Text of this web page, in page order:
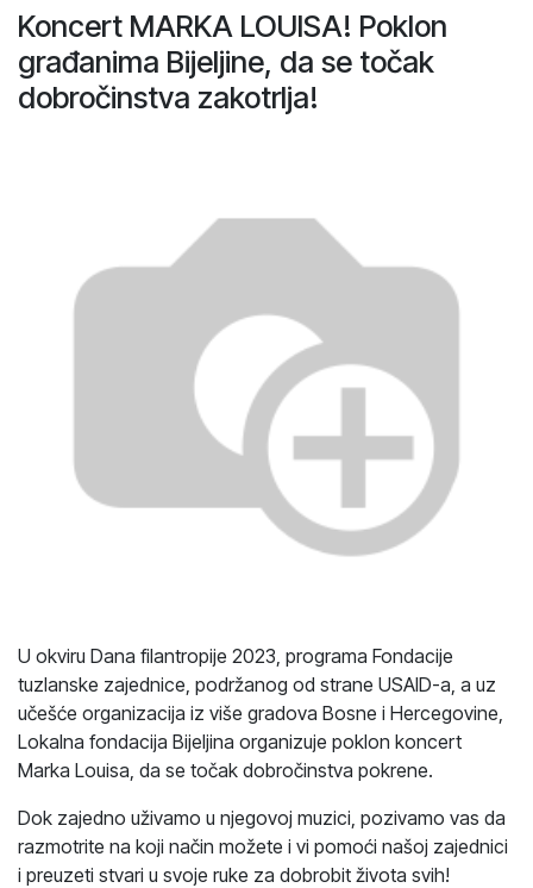
Koncert MARKA LOUISA! Poklon
građanima Bijeljine, da se točak
dobročinstva zakotrlja!
U okviru Dana filantropije 2023, programa Fondacije
tuzlanske zajednice, podržanog od strane USAID-a, a uz
učešće organizacija iz više gradova Bosne i Hercegovine,
Lokalna fondacija Bijeljina organizuje poklon koncert
Marka Louisa, da se točak dobročinstva pokrene.
Dok zajedno uživamo u njegovoj muzici, pozivamo vas da
razmotrite na koji način možete i vi pomoći našoj zajednici
i preuzeti stvari u svoje ruke za dobrobit života svih!